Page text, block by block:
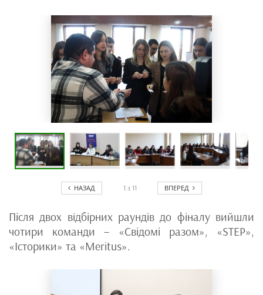
НАЗАД 1 з 11 ВПЕРЕД
Після двох відбірних раундів до фіналу вийшли
чотири команди – «Свідомі разом», «STEP»,
«Історики» та «Meritus».